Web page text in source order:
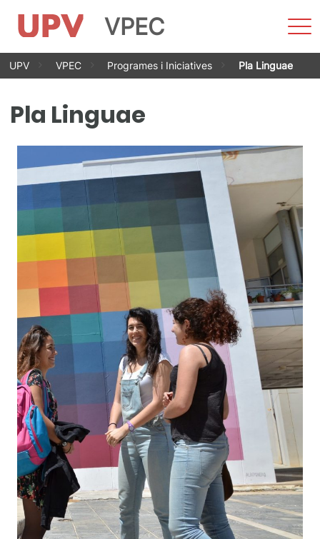
Vés
VPEC
UPV VPEC Programes i Iniciatives Pla Linguae
Pla Linguae